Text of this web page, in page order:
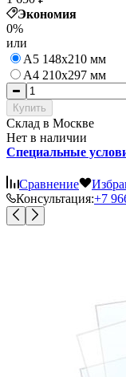
Экономия
0%
или
А5 148х210 мм
А4 210х297 мм
Купить
Cклад в Москве
Нет в наличии
Специальные
Сравнение
Консультация:+7